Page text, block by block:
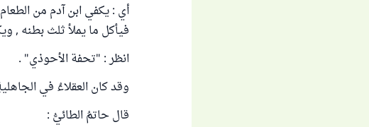
أي : يكفي ابن آدم من
فيأكل ما يملأ ثلث بطنه ,
انظر : "تحفة الأحوذي" .
وقد كان العقلاءُ في
قال حاتمُ الطائيُّ :